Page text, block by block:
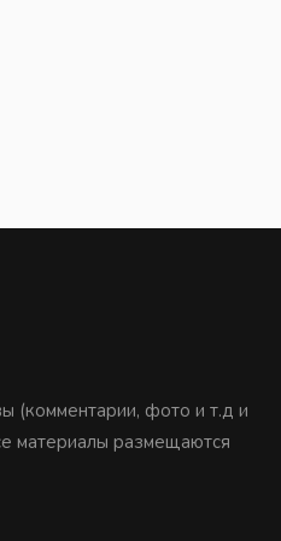
(комментарии, фото и т.д и
материалы размещаются